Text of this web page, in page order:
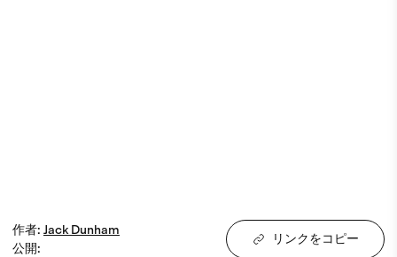
作者: Jack Dunham
公開:
リンクをコピー